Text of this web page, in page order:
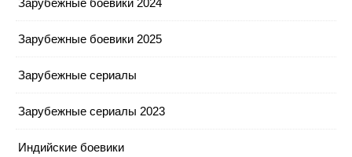
Зарубежные боевики 2025
Зарубежные сериалы
Зарубежные сериалы 2023
Индийские боевики